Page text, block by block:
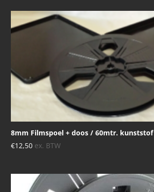
8mm Filmspoel + doos / 60mtr. kunststof
€12,50 ex. BTW